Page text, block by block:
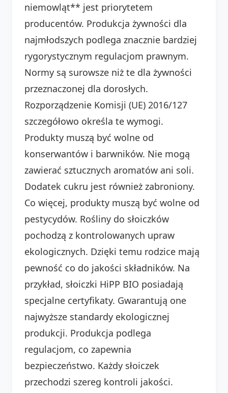
niemowląt** jest priorytetem
producentów. Produkcja żywności dla
najmłodszych podlega znacznie bardziej
rygorystycznym regulacjom prawnym.
Normy są surowsze niż te dla żywności
przeznaczonej dla dorosłych.
Rozporządzenie Komisji (UE) 2016/127
szczegółowo określa te wymogi.
Produkty muszą być wolne od
konserwantów i barwników. Nie mogą
zawierać sztucznych aromatów ani soli.
Dodatek cukru jest również zabroniony.
Co więcej, produkty muszą być wolne od
pestycydów. Rośliny do słoiczków
pochodzą z kontrolowanych upraw
ekologicznych. Dzięki temu rodzice mają
pewność co do jakości składników. Na
przykład, słoiczki HiPP BIO posiadają
specjalne certyfikaty. Gwarantują one
najwyższe standardy ekologicznej
produkcji. Produkcja podlega
regulacjom, co zapewnia
bezpieczeństwo. Każdy słoiczek
przechodzi szereg kontroli jakości.